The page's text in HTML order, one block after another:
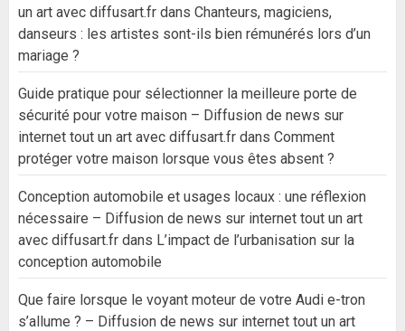
un art avec diffusart.fr dans Chanteurs, magiciens,
danseurs : les artistes sont-ils bien rémunérés lors d’un
mariage ?
Guide pratique pour sélectionner la meilleure porte de
sécurité pour votre maison – Diffusion de news sur
internet tout un art avec diffusart.fr dans Comment
protéger votre maison lorsque vous êtes absent ?
Conception automobile et usages locaux : une réflexion
nécessaire – Diffusion de news sur internet tout un art
avec diffusart.fr dans L’impact de l’urbanisation sur la
conception automobile
Que faire lorsque le voyant moteur de votre Audi e-tron
s’allume ? – Diffusion de news sur internet tout un art